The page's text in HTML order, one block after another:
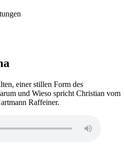
einer stillen Form des
und Wieso spricht Christian vom
Raffeiner.